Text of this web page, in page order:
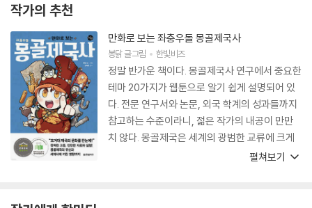
작가의 추천
만화로 보는 좌충우돌 몽골제국사
봉닭글그림 한빛비즈
정말 반가운 책이다. 몽골제국사 연구에서 중요한
테마 20가지가 웹툰으로 알기 쉽게 설명되어 있
다. 전문 연구서와 논문, 외국 학계의 성과들까지
참고하는 수준이라니, 젊은 작가의 내공이 만만
치 않다. 몽골제국은 세계의 광범한 교류에 크게
기여했고, 제국의 몰락 이후에도 그 유산은 계속
펼쳐보기